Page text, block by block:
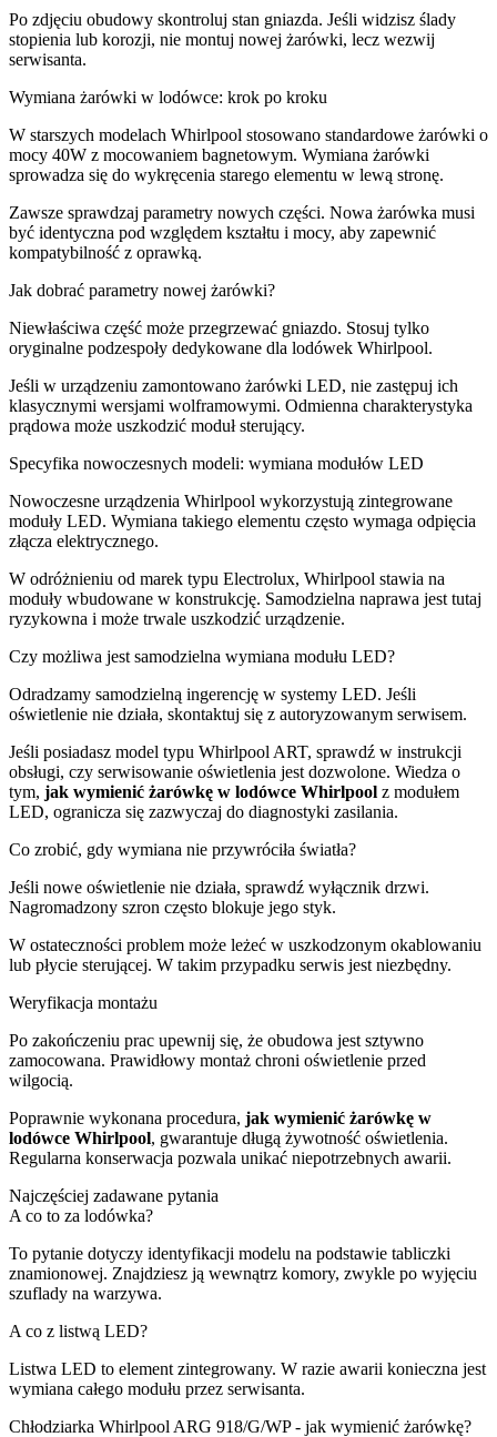
Po zdjęciu obudowy skontroluj stan gniazda. Jeśli widzisz ślady
stopienia lub korozji, nie montuj nowej żarówki, lecz wezwij
serwisanta.
Wymiana żarówki w lodówce: krok po kroku
W starszych modelach Whirlpool stosowano standardowe żarówki o
mocy 40W z mocowaniem bagnetowym. Wymiana żarówki
sprowadza się do wykręcenia starego elementu w lewą stronę.
Zawsze sprawdzaj parametry nowych części. Nowa żarówka musi
być identyczna pod względem kształtu i mocy, aby zapewnić
kompatybilność z oprawką.
Jak dobrać parametry nowej żarówki?
Niewłaściwa część może przegrzewać gniazdo. Stosuj tylko
oryginalne podzespoły dedykowane dla lodówek Whirlpool.
Jeśli w urządzeniu zamontowano żarówki LED, nie zastępuj ich
klasycznymi wersjami wolframowymi. Odmienna charakterystyka
prądowa może uszkodzić moduł sterujący.
Specyfika nowoczesnych modeli: wymiana modułów LED
Nowoczesne urządzenia Whirlpool wykorzystują zintegrowane
moduły LED. Wymiana takiego elementu często wymaga odpięcia
złącza elektrycznego.
W odróżnieniu od marek typu Electrolux, Whirlpool stawia na
moduły wbudowane w konstrukcję. Samodzielna naprawa jest tutaj
ryzykowna i może trwale uszkodzić urządzenie.
Czy możliwa jest samodzielna wymiana modułu LED?
Odradzamy samodzielną ingerencję w systemy LED. Jeśli
oświetlenie nie działa, skontaktuj się z autoryzowanym serwisem.
Jeśli posiadasz model typu Whirlpool ART, sprawdź w instrukcji
obsługi, czy serwisowanie oświetlenia jest dozwolone. Wiedza o
tym, jak wymienić żarówkę w lodówce Whirlpool z modułem
LED, ogranicza się zazwyczaj do diagnostyki zasilania.
Co zrobić, gdy wymiana nie przywróciła światła?
Jeśli nowe oświetlenie nie działa, sprawdź wyłącznik drzwi.
Nagromadzony szron często blokuje jego styk.
W ostateczności problem może leżeć w uszkodzonym okablowaniu
lub płycie sterującej. W takim przypadku serwis jest niezbędny.
Weryfikacja montażu
Po zakończeniu prac upewnij się, że obudowa jest sztywno
zamocowana. Prawidłowy montaż chroni oświetlenie przed
wilgocią.
Poprawnie wykonana procedura, jak wymienić żarówkę w
lodówce Whirlpool, gwarantuje długą żywotność oświetlenia.
Regularna konserwacja pozwala unikać niepotrzebnych awarii.
Najczęściej zadawane pytania
A co to za lodówka?
To pytanie dotyczy identyfikacji modelu na podstawie tabliczki
znamionowej. Znajdziesz ją wewnątrz komory, zwykle po wyjęciu
szuflady na warzywa.
A co z listwą LED?
Listwa LED to element zintegrowany. W razie awarii konieczna jest
wymiana całego modułu przez serwisanta.
Chłodziarka Whirlpool ARG 918/G/WP - jak wymienić żarówkę?